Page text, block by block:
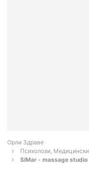
Орли Здраве
Психолози,
SiMar - massage studio